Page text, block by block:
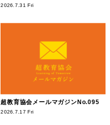
2026.7.31 Fri
超教育協会メールマガジンNo.095
2026.7.17 Fri